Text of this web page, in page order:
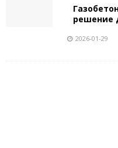
решение
2026-01-29